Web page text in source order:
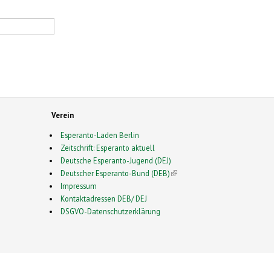
Verein
Esperanto-Laden Berlin
Zeitschrift: Esperanto aktuell
Deutsche Esperanto-Jugend (DEJ)
Deutscher Esperanto-Bund (DEB)(link is external)
Impressum
Kontaktadressen DEB/ DEJ
DSGVO-Datenschutzerklärung